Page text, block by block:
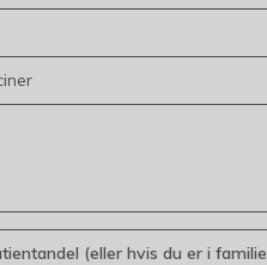
(eller hvis du er i